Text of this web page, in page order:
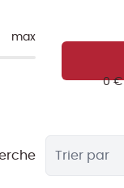
max
Trier par